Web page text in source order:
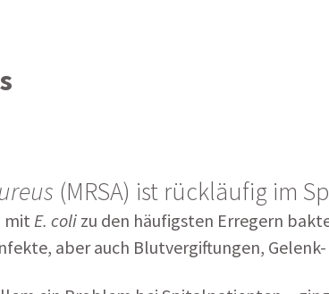
(MRSA) ist rückläufig im
mitE. coli zu den häufigsten Erregern
aber auch Blutvergiftungen,